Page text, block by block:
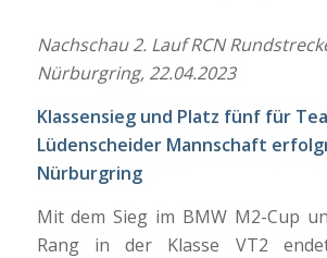
Nachschau 2. Lauf RCN
Nürburgring, 22.04.2023
Klassensieg und Platz fünf für
Lüdenscheider Mannschaft
Nürburgring
Mit dem Sieg im BMW M2-Cup
Rang in der Klasse VT2